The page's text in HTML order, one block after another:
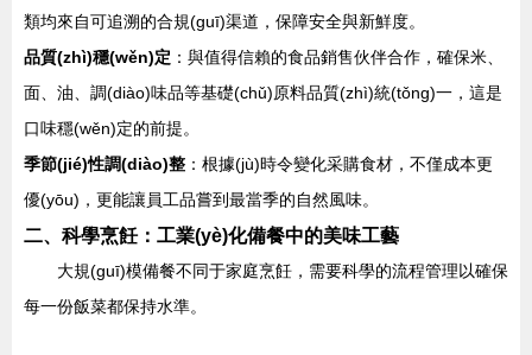
類均來自可追溯的合規(guī)渠道，保障安全與新鮮度。
品質(zhì)穩(wěn)定 ：與值得信賴的食品銷售伙伴合作，確保米、
面、油、調(diào)味品等基礎(chǔ)原料品質(zhì)統(tǒng)一，這是
口味穩(wěn)定的前提。
季節(jié)性調(diào)整 ：根據(jù)時令變化采購食材，不僅成本更
優(yōu)，更能讓員工品嘗到最當季的自然風味。
二、科學烹飪：工業(yè)化備餐中的美味工藝
大規(guī)模備餐不同于家庭烹飪，需要科學的流程管理以確保
每一份飯菜都保持水準。